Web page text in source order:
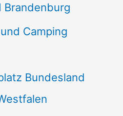
Brandenburg
Camping
Bundesland